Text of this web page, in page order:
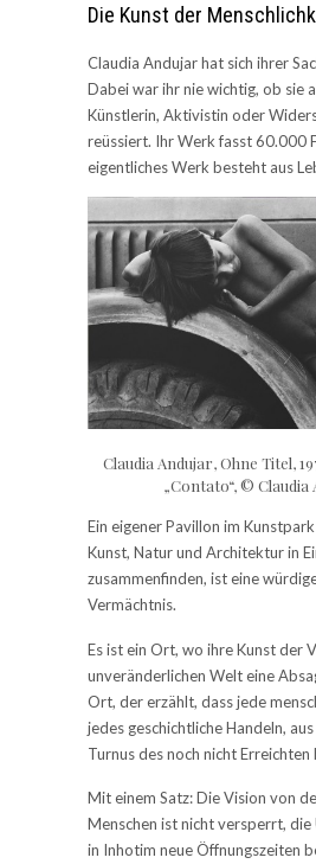
Die Kunst der
Claudia Andujar hat sich ihrer
Dabei war ihr nie wichtig, ob sie
Künstlerin, Aktivistin oder
reüssiert. Ihr Werk fasst 60.000
eigentliches Werk besteht aus
Claudia Andujar, Ohne Titel,
„Contato“, © Claudia
Ein eigener Pavillon im Kunstpark
Kunst, Natur und Architektur in
zusammenfinden, ist eine
Vermächtnis.
Es ist ein Ort, wo ihre Kunst der
unveränderlichen Welt eine
Ort, der erzählt, dass jede
jedes geschichtliche Handeln,
Turnus des noch nicht
Mit einem Satz: Die Vision von
Menschen ist nicht versperrt,
in Inhotim neue Öffnungszeiten